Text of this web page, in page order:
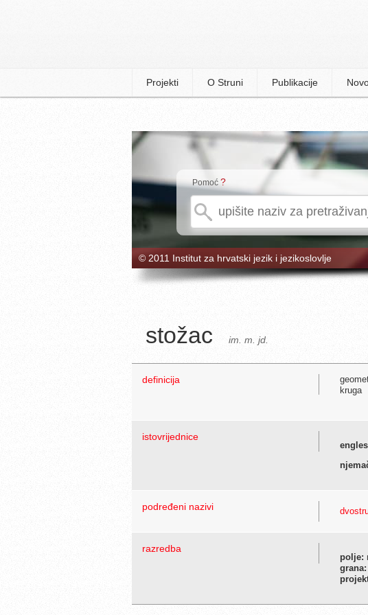
Projekti O Struni Publikacije
Pomoć ?
© 2011 Institut za hrvatski jezik i jezikoslovlje
stožac im. m. jd.
definicija
kruga
istovrijednice
podređeni nazivi
razredba
polje:
grana: